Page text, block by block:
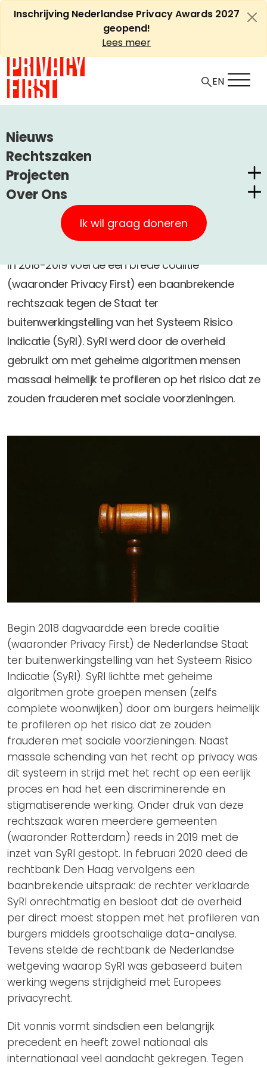
Ga
naarInschrijving Nederlandse Privacy Awards 2027
geopend!
Lees meer
Nieuws
Rechtszaken
Projecten
Nederlandse Privacy Awards
Claimstichting CUIC
PrivacyWijzer
Privacy Coalitie
PSD2-me-niet
SpecifiekeToestemming.nl
Over Ons
Privacy First
Onze Successen
Kom in actie
Nieuwsbrieven
Contact
Privacybeleid
ANBI Status
Playlist
Ik wil graag doneren
EN
SyRI risicoprofilering
Surveillance
Afgerond
20 februari, 2023
In 2018-2019 voerde een brede coalitie
(waaronder Privacy First) een baanbrekende
rechtszaak tegen de Staat ter
buitenwerkingstelling van het Systeem Risico
Indicatie (SyRI). SyRI werd door de overheid
gebruikt om met geheime algoritmen mensen
massaal heimelijk te profileren op het risico dat ze
zouden frauderen met sociale voorzieningen.
Begin 2018 dagvaardde een brede coalitie
(waaronder Privacy First) de Nederlandse Staat
ter buitenwerkingstelling van het Systeem Risico
Indicatie (SyRI). SyRI lichtte met geheime
algoritmen grote groepen mensen (zelfs
complete woonwijken) door om burgers heimelijk
te profileren op het risico dat ze zouden
frauderen met sociale voorzieningen. Naast
massale schending van het recht op privacy was
dit systeem in strijd met het recht op een eerlijk
proces en had het een discriminerende en
stigmatiserende werking. Onder druk van deze
rechtszaak waren meerdere gemeenten
(waaronder Rotterdam) reeds in 2019 met de
inzet van SyRI gestopt. In februari 2020 deed de
rechtbank Den Haag vervolgens een
baanbrekende uitspraak: de rechter verklaarde
SyRI onrechtmatig en besloot dat de overheid
per direct moest stoppen met het profileren van
burgers middels grootschalige data-analyse.
Tevens stelde de rechtbank de Nederlandse
wetgeving waarop SyRI was gebaseerd buiten
werking wegens strijdigheid met Europees
privacyrecht.
Dit vonnis vormt sindsdien een belangrijk
precedent en heeft zowel nationaal als
internationaal veel aandacht gekregen. Tegen